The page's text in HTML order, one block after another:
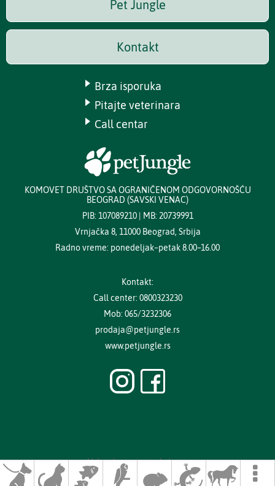
Pet Jungle
Kontakt
Brza isporuka
Pitajte veterinara
Call centar
KOMOVET DRUŠTVO SA OGRANIČENOM ODGOVORNOŠĆU
BEOGRAD (SAVSKI VENAC)
PIB: 107089210 | MB: 20739991
Vrnjačka 8, 11000 Beograd, Srbija
Radno vreme: ponedeljak–petak 8.00–16.00
Kontakt:
Call center: 0800323230
Mob: 065/3232306
prodaja@petjungle.rs
www.petjungle.rs
Uslovi kupovine i plaćanja
